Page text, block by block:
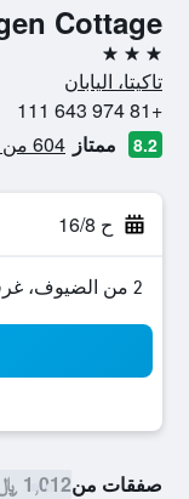
Cottage
3 نجوم
تاكيتا، اليابان
+81 974 643 111
8.2 ممتاز 604 من التقييمات تم التحقق منها
ح 16/8
2 من الضيوف، غرفة واحدة
صفقات من1,012 ﷼